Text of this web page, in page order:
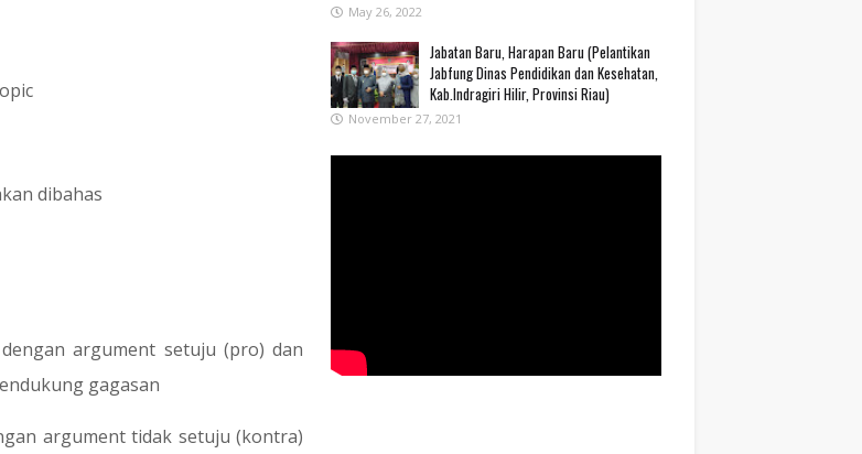
dibahas
argument setuju (pro) dan
gagasan
argument tidak setuju (kontra)
May 26, 2022
Jabatan Baru, Harapan Baru (Pelantikan
Jabfung Dinas Pendidikan dan Kesehatan,
Kab.Indragiri Hilir, Provinsi Riau)
November 27, 2021